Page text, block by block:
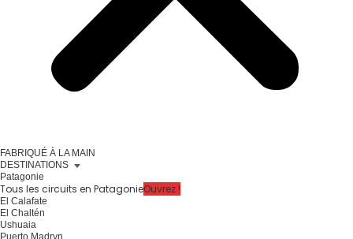
FABRIQUÉ À LA MAIN
DESTINATIONS
Patagonie
Tous les circuits en PatagonieOuvrez !
El Calafate
El Chaltén
Ushuaia
Puerto Madryn